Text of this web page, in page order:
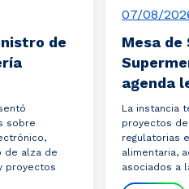
de
sobre
de alza de
proyectos
07/08/
Mesa de
agenda
La instancia
proyectos
regulatorias
alimentaria,
asociados a